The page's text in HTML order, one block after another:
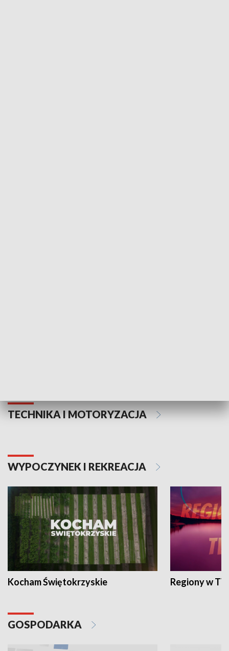
TECHNIKA I MOTORYZACJA
WYPOCZYNEK I REKREACJA
Kocham Świętokrzyskie Regiony w
GOSPODARKA